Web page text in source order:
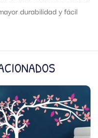
durabilidad y fácil